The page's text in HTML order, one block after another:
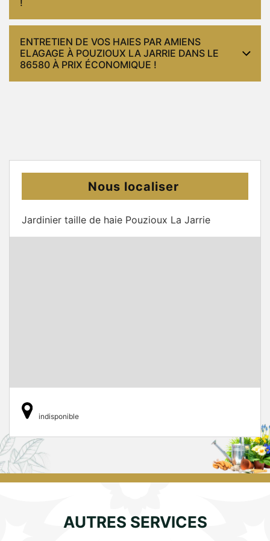
ENTRETIEN DE VOS HAIES PAR AMIENS
ELAGAGE À POUZIOUX LA JARRIE DANS LE
86580 À PRIX ÉCONOMIQUE !
Nous localiser
Jardinier taille de haie Pouzioux La Jarrie
indisponible
AUTRES SERVICES